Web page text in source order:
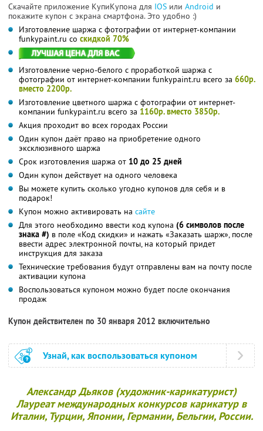
Скачайте приложение КупиКупона для IOS или Android и
покажите купон с экрана смартфона. Это удобно :)
Изготовление шаржа с фотографии от интернет-компании
funkypaint.ru со скидкой 70%
Изготовление черно-белого с проработкой шаржа с
фотографии от интернет-компании funkypaint.ru всего за 660р.
вместо 2200р.
Изготовление цветного шаржа с фотографии от интернет-
компании funkypaint.ru всего за 1160р. вместо 3850р.
Акция проходит во всех городах России
Один купон даёт право на приобретение одного
эксклюзивного шаржа
Срок изготовления шаржа от 10 до 25 дней
Один купон действует на одного человека
Вы можете купить сколько угодно купонов для себя и в
подарок!
Купон можно активировать на сайте
Для этого необходимо ввести код купона (6 символов после
знака #) в поле «Код скидки» и нажать «Заказать шарж», после
ввести адрес электронной почты, на который придет
инструкция для заказа
Технические требования будут отправлены вам на почту после
активации купона
Воспользоваться купоном можно будет после окончания
продаж
Купон действителен по 30 января 2012 включительно
Узнай, как воспользоваться купоном
Александр Дьяков (художник-карикатурист)
Лауреат международных конкурсов карикатур в
Италии, Турции, Японии, Германии, Бельгии, России.